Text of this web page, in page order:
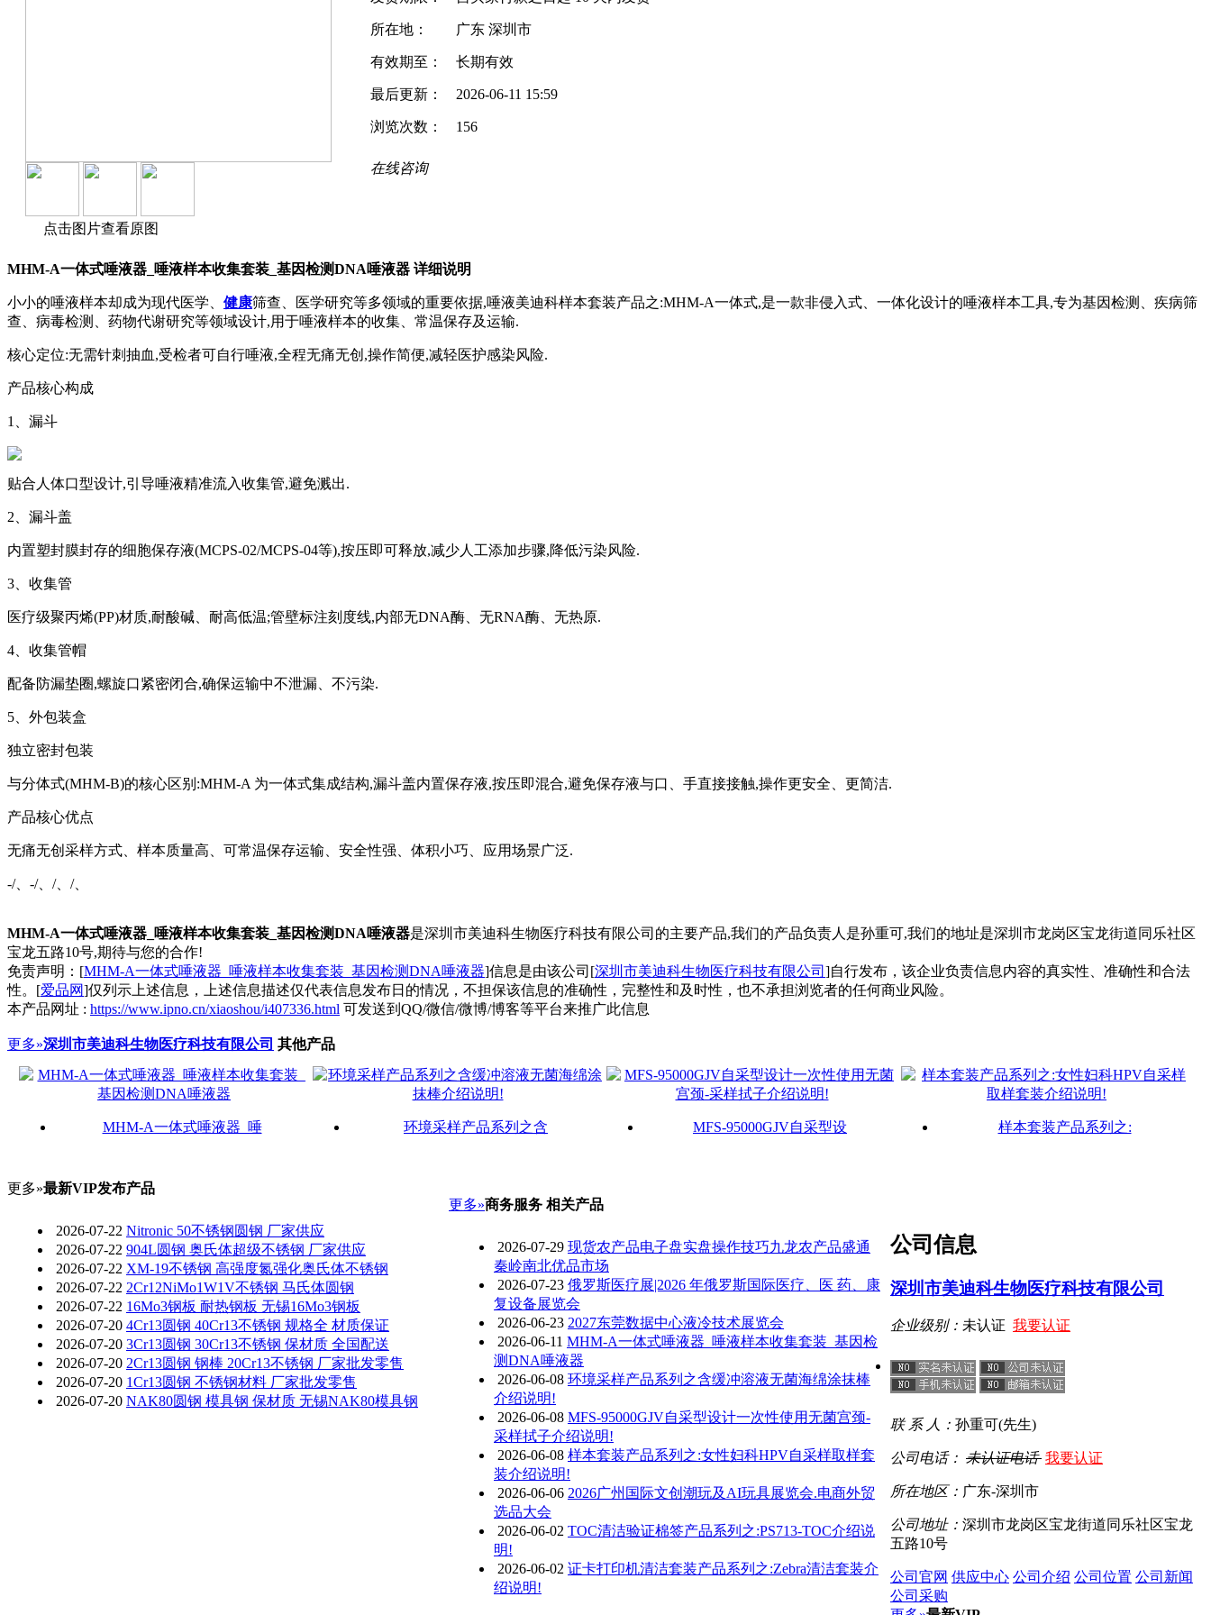
点击图片查看原图
所在地： 广东 深圳市
有效期至： 长期有效
最后更新： 2026-06-11 15:59
浏览次数： 156
在线咨询
MHM-A一体式唾液器_唾液样本收集套装_基因检测DNA唾液器 详细说明
小小的唾液样本却成为现代医学、 健康筛查、医学研究等多领域的重要依据,唾液美迪科样本套装产品之:MHM-A一体式,是一款非侵入式、一体化设计的唾液样本工具,专为基因检测、疾病筛
查、病毒检测、药物代谢研究等领域设计,用于唾液样本的收集、常温保存及运输.
核心定位:无需针刺抽血,受检者可自行唾液,全程无痛无创,操作简便,减轻医护感染风险.
产品核心构成
1、漏斗
贴合人体口型设计,引导唾液精准流入收集管,避免溅出.
2、漏斗盖
内置塑封膜封存的细胞保存液(MCPS-02/MCPS-04等),按压即可释放,减少人工添加步骤,降低污染风险.
3、收集管
医疗级聚丙烯(PP)材质,耐酸碱、耐高低温;管壁标注刻度线,内部无DNA酶、无RNA酶、无热原.
4、收集管帽
配备防漏垫圈,螺旋口紧密闭合,确保运输中不泄漏、不污染.
5、外包装盒
独立密封包装
与分体式(MHM-B)的核心区别:MHM-A 为一体式集成结构,漏斗盖内置保存液,按压即混合,避免保存液与口、手直接接触,操作更安全、更简洁.
产品核心优点
无痛无创采样方式、样本质量高、可常温保存运输、安全性强、体积小巧、应用场景广泛.
-/、-/、/、/、
MHM-A一体式唾液器_唾液样本收集套装_基因检测DNA唾液器是深圳市美迪科生物医疗科技有限公司的主要产品,我们的产品负责人是孙重可,我们的地址是深圳市龙岗区宝龙街道同乐社区
宝龙五路10号,期待与您的合作!
免责声明：[MHM-A一体式唾液器_唾液样本收集套装_基因检测DNA唾液器]信息是由该公司[深圳市美迪科生物医疗科技有限公司 ]自行发布，该企业负责信息内容的真实性、准确性和合法
性。[爱品网]仅列示上述信息，上述信息描述仅代表信息发布日的情况，不担保该信息的准确性，完整性和及时性，也不承担浏览者的任何商业风险。
本产品网址 : https://www.ipno.cn/xiaoshou/i407336.html 可发送到QQ/微信/微博/博客等平台来推广此信息
更多»深圳市美迪科生物医疗科技有限公司 其他产品
MHM-A一体式唾液器_唾 环境采样产品系列之含 MFS-95000GJV自采型设 样本套装产品系列之:
更多»最新VIP发布产品
2026-07-22 Nitronic 50不锈钢圆钢 厂家供应
2026-07-22 904L圆钢 奥氏体超级不锈钢 厂家供应
2026-07-22 XM-19不锈钢 高强度氮强化奥氏体不锈钢
2026-07-22 2Cr12NiMo1W1V不锈钢 马氏体圆钢
2026-07-22 16Mo3钢板 耐热钢板 无锡16Mo3钢板
2026-07-20 4Cr13圆钢 40Cr13不锈钢 规格全 材质保证
2026-07-20 3Cr13圆钢 30Cr13不锈钢 保材质 全国配送
2026-07-20 2Cr13圆钢 钢棒 20Cr13不锈钢 厂家批发零售
2026-07-20 1Cr13圆钢 不锈钢材料 厂家批发零售
2026-07-20 NAK80圆钢 模具钢 保材质 无锡NAK80模具钢
更多»商务服务 相关产品
2026-07-29 现货农产品电子盘实盘操作技巧九龙农产品盛通
秦岭南北优品市场
2026-07-23 俄罗斯医疗展|2026 年俄罗斯国际医疗、医 药、康
复设备展览会
2026-06-23 2027东莞数据中心液冷技术展览会
2026-06-11 MHM-A一体式唾液器_唾液样本收集套装_基因检
测DNA唾液器
2026-06-08 环境采样产品系列之含缓冲溶液无菌海绵涂抹棒
介绍说明!
2026-06-08 MFS-95000GJV自采型设计一次性使用无菌宫颈-
采样拭子介绍说明!
2026-06-08 样本套装产品系列之:女性妇科HPV自采样取样套
装介绍说明!
2026-06-06 2026广州国际文创潮玩及AI玩具展览会.电商外贸
选品大会
2026-06-02 TOC清洁验证棉签产品系列之:PS713-TOC介绍说
明!
2026-06-02 证卡打印机清洁套装产品系列之:Zebra清洁套装介
绍说明!
公司信息
深圳市美迪科生物医疗科技有限公司
企业级别： 未认证 我要认证
联 系 人： 孙重可(先生)
公司电话： 未认证电话 我要认证
所在地区： 广东-深圳市
公司地址： 深圳市龙岗区宝龙街道同乐社区宝龙
五路10号
公司官网 供应中心 公司介绍 公司位置 公司新闻
公司采购